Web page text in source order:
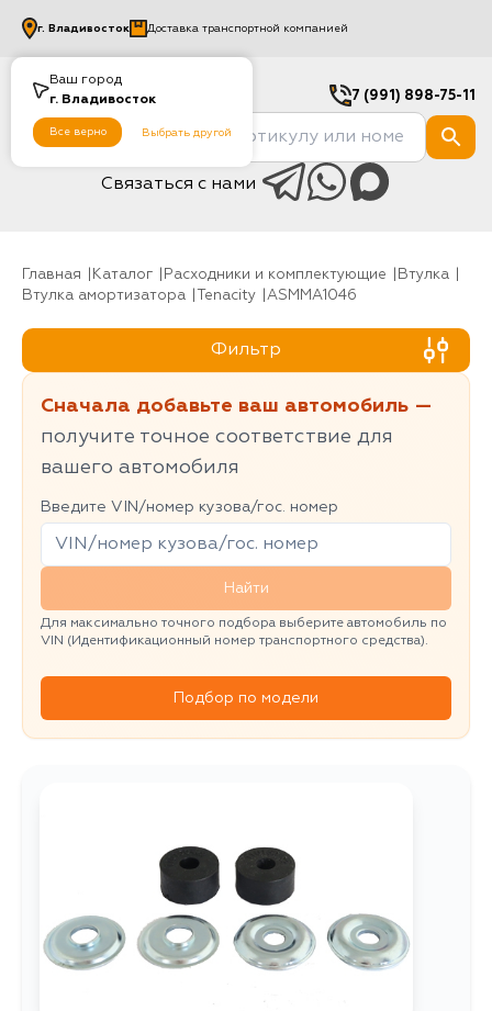
Ваш город
г. Владивосток
Все верно Выбрать другой
г. Владивосток Доставка транспортной компанией
7 (991) 898-75-11
Связаться с нами
Главная Каталог Расходники и комплектующие
Втулка
Втулка амортизатора
Tenacity ASMMA1046
Фильтр
Сначала добавьте ваш автомобиль —
получите точное соответствие для
вашего автомобиля
Введите VIN/номер кузова/гос. номер
Найти
Для максимально точного подбора выберите автомобиль по
VIN (Идентификационный номер транспортного средства).
Подбор по модели